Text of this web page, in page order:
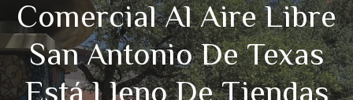
Comercial Al Aire Libre
San Antonio De Texas
Está Lleno De Tiendas